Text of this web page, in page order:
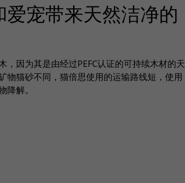
宠带来天然洁净的
，因为其是由经过PEFC认证的可持续木材的天
物猫砂不同，猫倍思使用的运输路线短，使用
降解。